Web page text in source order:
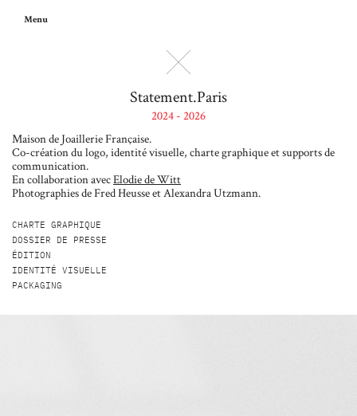
Menu
Statement.Paris
2024 - 2026
Maison de Joaillerie Française.
Co-création du logo, identité visuelle, charte graphique et supports de
communication.
En collaboration avecElodie de Witt
Photographies de Fred Heusse et Alexandra Utzmann.
CHARTE GRAPHIQUE
DOSSIER DE PRESSE
ÉDITION
IDENTITÉ VISUELLE
PACKAGING